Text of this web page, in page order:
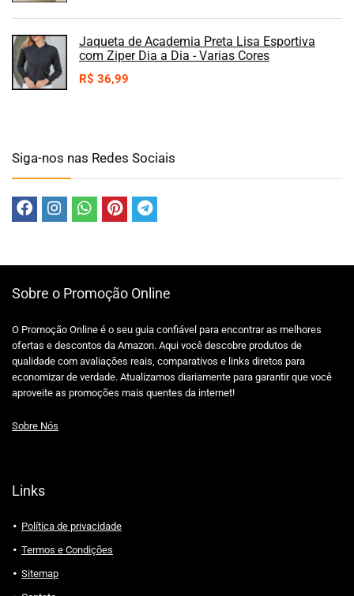
Jaqueta de Academia Preta Lisa Esportiva
com Ziper Dia a Dia - Varias Cores
R$ 36,99
Siga-nos nas Redes Sociais
Sobre o Promoção Online
O Promoção Online é o seu guia confiável para encontrar as melhores
ofertas e descontos da Amazon. Aqui você descobre produtos de
qualidade com avaliações reais, comparativos e links diretos para
economizar de verdade. Atualizamos diariamente para garantir que você
aproveite as promoções mais quentes da internet!
Sobre Nós
Links
Política de privacidade
Termos e Condições
Sitemap